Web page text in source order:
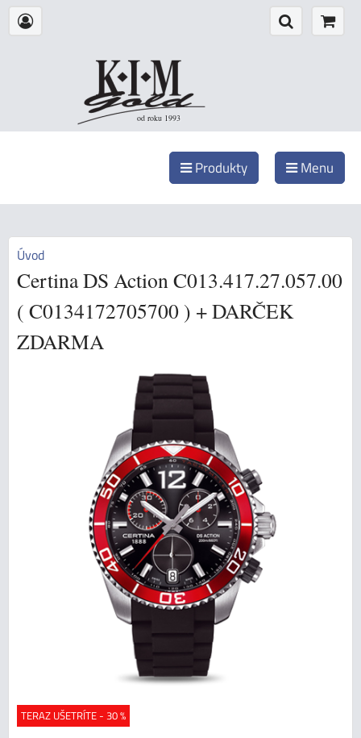
od roku 1993
Produkty Menu
Úvod
Certina DS Action C013.417.27.057.00
( C0134172705700 ) + DARČEK
ZDARMA
TERAZ UŠETRÍTE - 30 %